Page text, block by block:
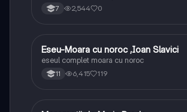
7 2,544 0
Limba și literatura română
Eseu-Moara cu noroc ,Ioan Slavici
eseul complet moara cu noroc
11 6,415 119